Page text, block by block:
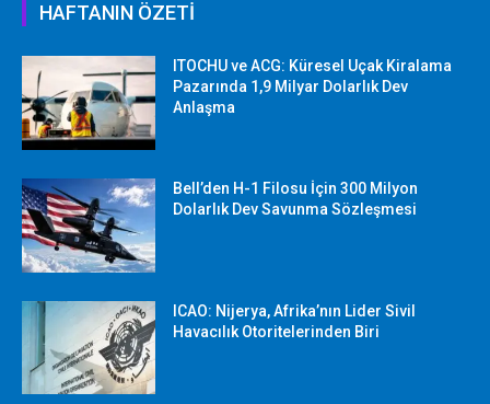
HAFTANIN ÖZETİ
ITOCHU ve ACG: Küresel Uçak Kiralama
Pazarında 1,9 Milyar Dolarlık Dev
Anlaşma
Bell’den H-1 Filosu İçin 300 Milyon
Dolarlık Dev Savunma Sözleşmesi
ICAO: Nijerya, Afrika’nın Lider Sivil
Havacılık Otoritelerinden Biri